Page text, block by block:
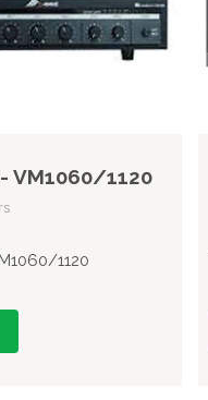
- VM1060/1120
1120